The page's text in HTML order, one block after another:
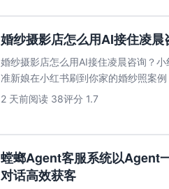
婚纱摄影店怎么用AI接住凌
婚纱摄影店怎么用AI接住凌晨咨询？
准新娘在小红书刷到你家的婚纱照案
到第二天上班回...
2 天前阅读 38评分 1.7
螳螂Agent客服系统以Agent
对话高效获客